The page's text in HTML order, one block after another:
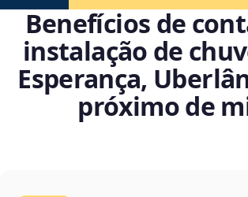
Benefícios de
instalação de
Esperança,
próximo de